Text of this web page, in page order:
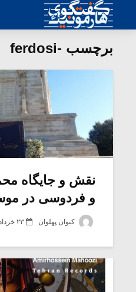
برچسب -ferdosi
نقش و جایگاه
و فردوسی در
کیوان پهلوان ۲۳ خرداد ۱۴۰۳